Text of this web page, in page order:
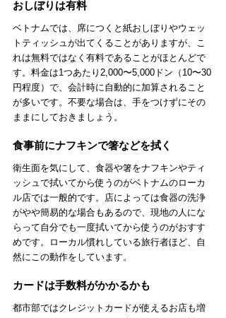
おしぼりは有料
ベトナムでは、席につくと紙おしぼりやウェッ
トティッシュが出てくることがありますが、こ
れは無料ではなく有料であることがほとんどで
す。料金は1つあたり2,000〜5,000ドン（10〜30
円程度）で、会計時に自動的に加算されること
が多いです。不要な場合は、手をつけずにその
ままにしておきましょう。
食事前にナフキンで箸などを拭く
衛生面を気にして、食器や箸をナフキンやティ
ッシュで拭いてから使うのがベトナムのローカ
ル店では一般的です。店によっては食器の洗浄
がやや簡易的な場合もあるので、現地の人にな
らって自分でも一度拭いてから使うのがおすす
めです。ローカル慣れしている旅行者ほど、自
然にこの動作をしています。
カードは手数料がかかるかも
都市部ではクレジットカードが使えるお店も増